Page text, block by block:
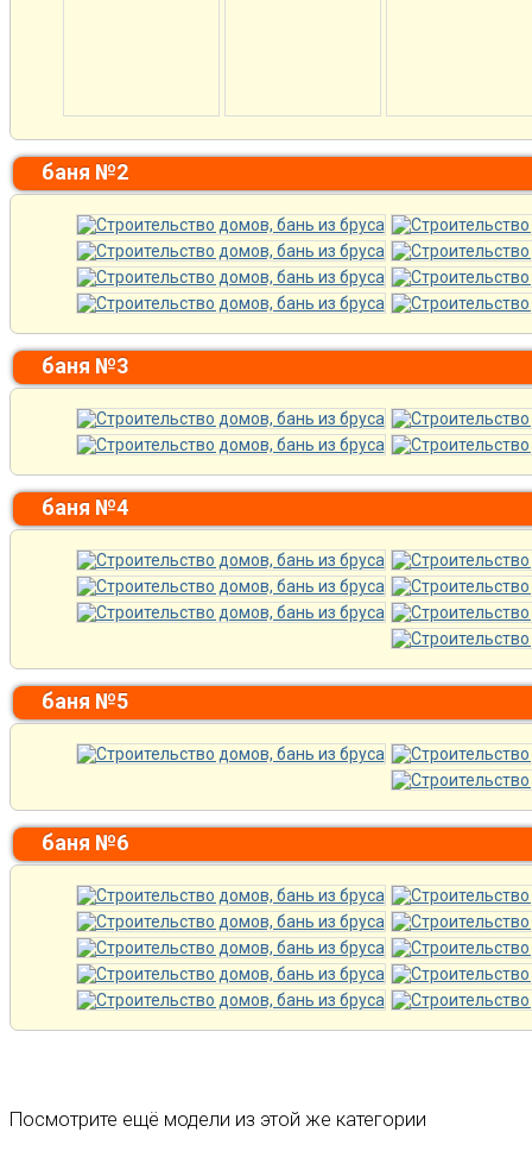
баня №2
баня №3
баня №4
баня №5
баня №6
Посмотрите ещё модели из этой же категории